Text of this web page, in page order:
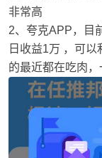
非常高
2、夸克APP，目
日收益1万 ，可
的最近都在吃肉